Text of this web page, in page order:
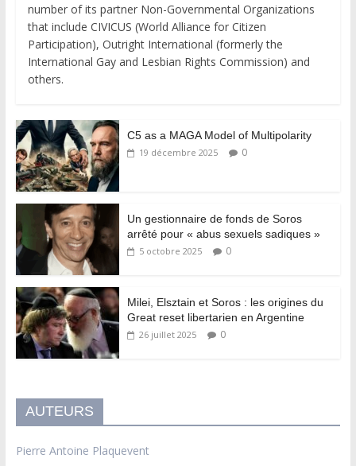
number of its partner Non-Governmental Organizations
that include CIVICUS (World Alliance for Citizen
Participation), Outright International (formerly the
International Gay and Lesbian Rights Commission) and
others.
C5 as a MAGA Model of Multipolarity
19 décembre 2025 0
Un gestionnaire de fonds de Soros
arrêté pour « abus sexuels sadiques »
5 octobre 2025 0
Milei, Elsztain et Soros : les origines du
Great reset libertarien en Argentine
26 juillet 2025 0
AUTEURS
Pierre Antoine Plaquevent